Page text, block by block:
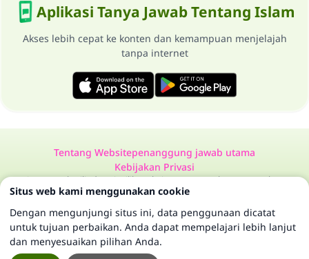
Aplikasi Tanya Jawab Tentang Islam
Akses lebih cepat ke konten dan kemampuan menjelajah
tanpa internet
Tentang Websitepenanggung jawab utama
Kebijakan Privasi
Semua Hak Dilindungi Milik Website Tanya Jawab Tentang Islam
1997-2025 ©
Situs web kami menggunakan cookie
Dengan mengunjungi situs ini, data penggunaan dicatat
untuk tujuan perbaikan. Anda dapat mempelajari lebih lanjut
dan menyesuaikan pilihan Anda.